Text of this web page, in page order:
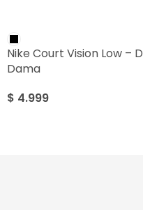
Nike Court Vision Low –
Dama
$ 4.999